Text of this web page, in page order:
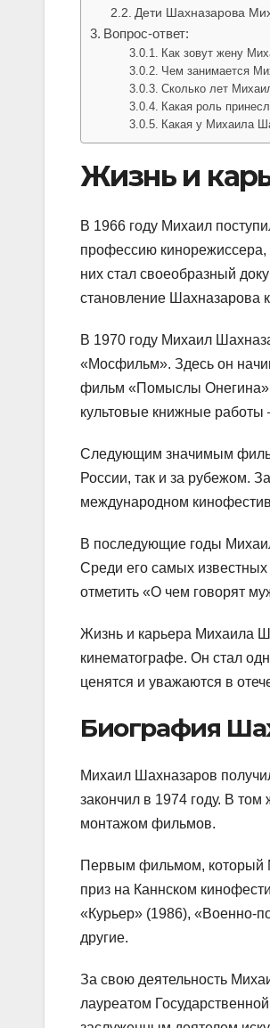
Дети Шахназарова
Вопрос-ответ:
Как зовут жену
Чем занимается
Сколько лет
Какая роль
Какая у Михаила
Жизнь и
В 1966 году Михаил
профессию
них стал своеобразный
становление Шахназарова
В 1970 году Михаил
«Мосфильм». Здесь он
фильм «Помыслы Онегина».
культовые книжные
Следующим значимым
России, так и за рубежом.
международном
В последующие годы
Среди его самых
отметить «О чем говорят
Жизнь и карьера Михаила
кинематографе. Он стал
ценятся и уважаются в
Биография
Михаил Шахназаров
закончил в 1974 году. В
монтажом фильмов.
Первым фильмом, который
приз на Каннском
«Курьер» (1986), «Военно-
другие.
За свою деятельность
лауреатом